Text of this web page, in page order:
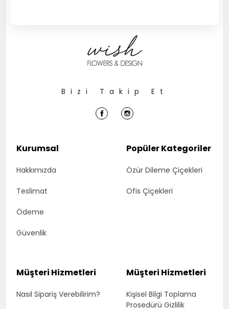
Kurumsal
Hakkımızda
Teslimat
Ödeme
Güvenlik
Popüler Kategoriler
Özür Dileme Çiçekleri
Ofis Çiçekleri
Bizi Takip Et
Müşteri Hizmetleri
Nasıl Sipariş Verebilirim?
Müşteri Hizmetleri
Kişisel Bilgi Toplama
Prosedürü Gizlilik